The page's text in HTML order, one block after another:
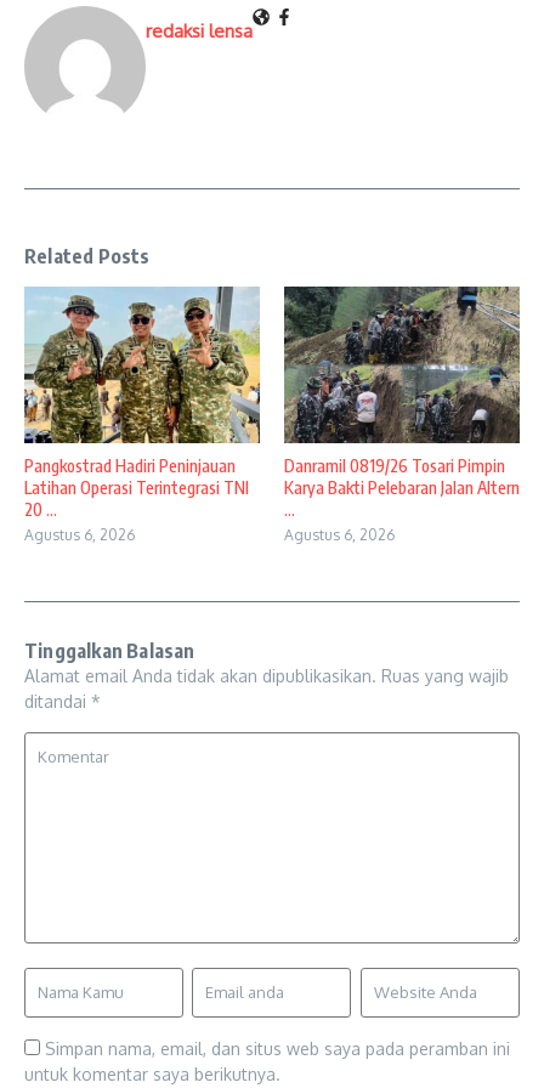
redaksi lensa
Related Posts
Pangkostrad Hadiri Peninjauan
Latihan Operasi Terintegrasi TNI
20 ...
Agustus 6, 2026
Danramil 0819/26 Tosari Pimpin
Karya Bakti Pelebaran Jalan Altern
...
Agustus 6, 2026
Tinggalkan Balasan
Alamat email Anda tidak akan dipublikasikan. Ruas yang wajib
ditandai *
Simpan nama, email, dan situs web saya pada peramban ini
untuk komentar saya berikutnya.